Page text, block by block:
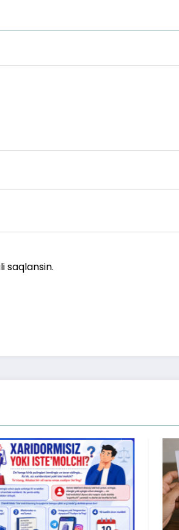
saqlansin.